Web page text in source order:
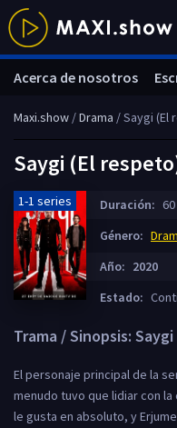
Maxi.show /Drama / Saygi (El
Saygi (El
1-1 series Duración:
Género:
Año: 2020
Estado:
Trama / Sinopsis:
El personaje principal de la
menudo tuvo que lidiar con la
le gusta en absoluto, y
Acerca de nosotros